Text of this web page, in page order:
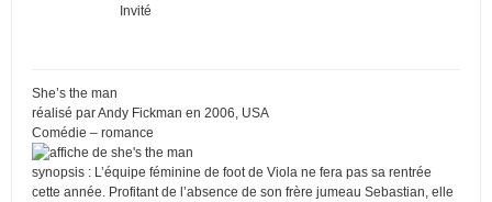
Invité
She’s the man
réalisé par Andy Fickman en 2006, USA
Comédie – romance
synopsis : L’équipe féminine de foot de Viola ne fera pas sa rentrée
cette année. Profitant de l’absence de son frère jumeau Sebastian, elle